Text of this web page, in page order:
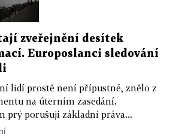
zveřejnění desítek
Europoslanci sledování
lidí prostě není přípustné, znělo z
na úterním zasedání.
prý porušují základní práva...